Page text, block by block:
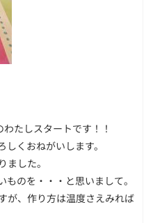
たしスタートです！！
くおねがいします。
した。
のを・・・と思いまして。
が、作り方は温度さえみれば